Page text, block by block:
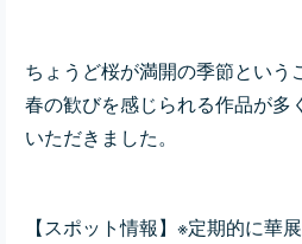
ちょうど桜が満開の季節という
春の歓びを感じられる作品が多
いただきました。
【スポット情報】※定期的に華